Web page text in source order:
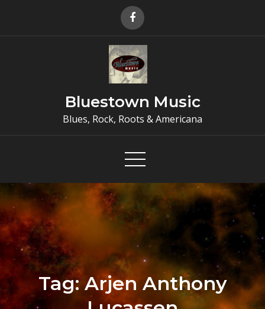
Bluestown Music
Blues, Rock, Roots & Americana
Tag:Arjen Anthony